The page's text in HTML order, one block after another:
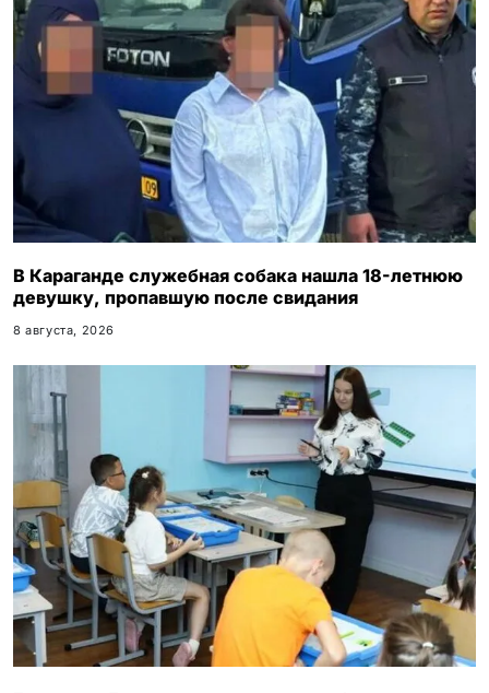
В Караганде служебная собака нашла 18-летнюю
девушку, пропавшую после свидания
8 августа, 2026